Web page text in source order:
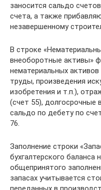
заносится сальдо
счета, а также
незавершенному
В строке
внеоборотные активы»
нематериальных
труды, произведения
изобретения и т.п.),
(счет 55), долгосрочные
сальдо по дебету по
76.
Заполнение строки
бухгалтерского баланса
общепринятого
запасах учитывается